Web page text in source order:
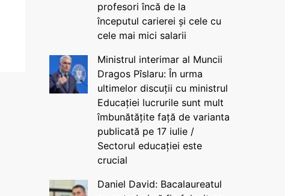
profesori încă de la
începutul carierei și cele cu
cele mai mici salarii
Ministrul interimar al Muncii
Dragos Pîslaru: În urma
ultimelor discuții cu ministrul
Educației lucrurile sunt mult
îmbunătățite față de varianta
publicată pe 17 iulie /
Sectorul educației este
crucial
Daniel David: Bacalaureatul